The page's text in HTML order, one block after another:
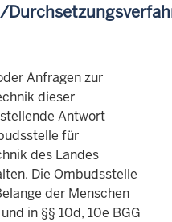
Anfragen zur
dieser
Antwort
für
des Landes
Die Ombudsstelle
der Menschen
in §§ 10d, 10e BGG